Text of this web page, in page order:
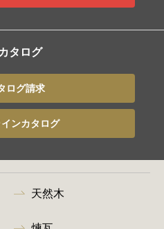
タログ
ログ請求
ンカタログ
天然木